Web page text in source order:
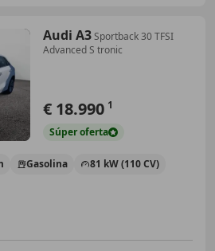
Audi A3Sportback 30 TFSI
Advanced S tronic
€ 18.990 1
Súperoferta
Gasolina
81 kW (110 CV)